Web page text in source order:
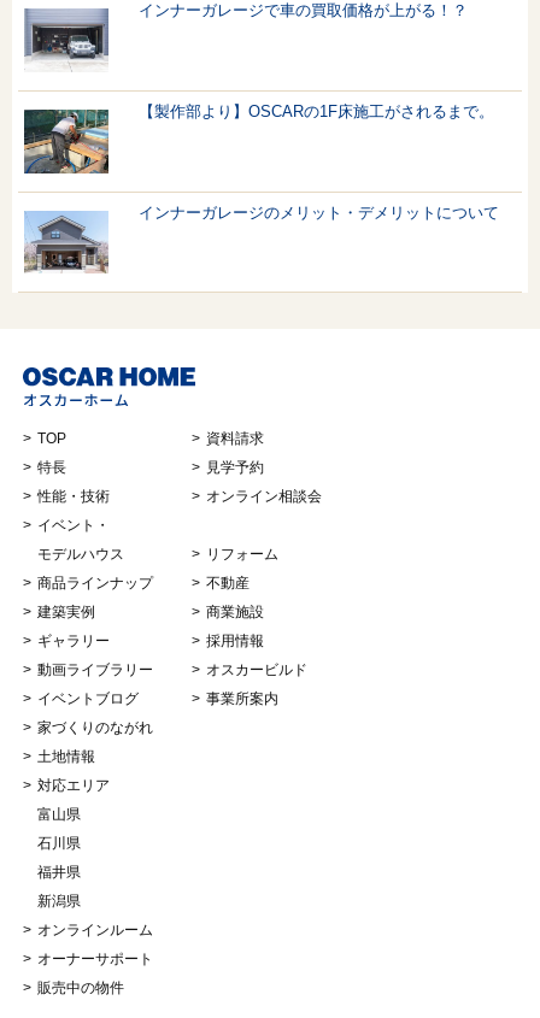
インナーガレージで車の買取価格が上がる！？
【製作部より】OSCARの1F床施工がされるまで。
インナーガレージのメリット・デメリットについて
TOP
特長
性能・技術
イベント・
モデルハウス
商品ラインナップ
建築実例
ギャラリー
動画ライブラリー
イベントブログ
家づくりのながれ
土地情報
対応エリア
富山県
石川県
福井県
新潟県
オンラインルーム
オーナーサポート
販売中の物件
資料請求
見学予約
オンライン相談会
リフォーム
不動産
商業施設
採用情報
オスカービルド
事業所案内